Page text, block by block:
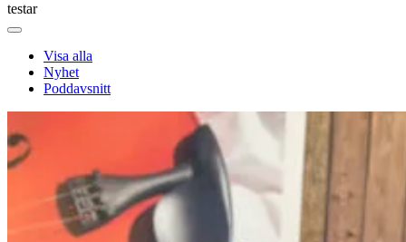
testar
Visa alla
Nyhet
Poddavsnitt